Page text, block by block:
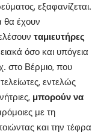
εξαφανίζεται.
θα έχουν
ταμιευτήρες
όσο και υπόγεια
στο Βέρμιο, που
εντελώς
μπορούν να
με τη
και την τέφρα